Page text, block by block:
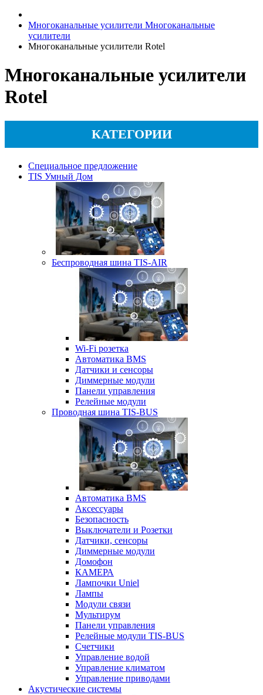
Многоканальные усилители Многоканальные
усилители
Многоканальные усилители Rotel
Многоканальные усилители
Rotel
КАТЕГОРИИ
Специальное предложение
TIS Умный Дом
Беспроводная шина TIS-AIR
Wi-Fi розетка
Автоматика BMS
Датчики и сенсоры
Диммерные модули
Панели управления
Релейные модули
Проводная шина TIS-BUS
Автоматика BMS
Аксессуары
Безопасность
Выключатели и Розетки
Датчики, сенсоры
Диммерные модули
Домофон
КАМЕРА
Лампочки Uniel
Лампы
Модули связи
Мультирум
Панели управления
Релейные модули TIS-BUS
Счетчики
Управление водой
Управление климатом
Управление приводами
Акустические системы